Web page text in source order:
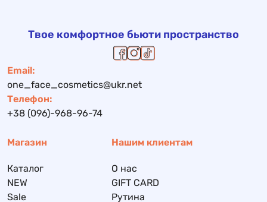
Твое комфортное бьюти пространство
Email:
one_face_cosmetics@ukr.net
Телефон:
+38 (096)-968-96-74
Магазин
Каталог
NEW
Sale
Нашим клиентам
О нас
GIFT CARD
Рутина